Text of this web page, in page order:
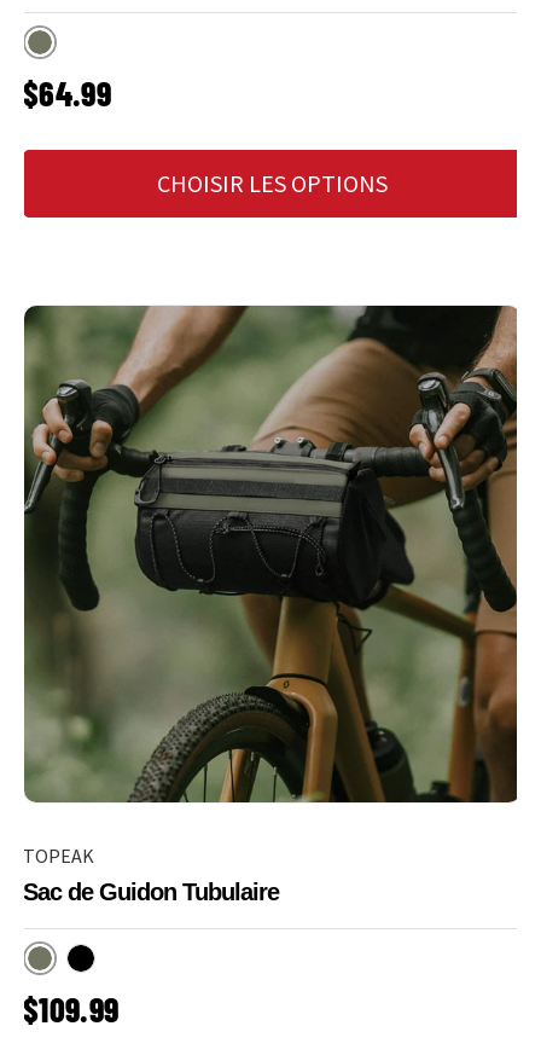
Vert
PRIX HABITUEL
$64.99
CHOISIR LES OPTIONS
TOPEAK
Sac de Guidon Tubulaire
Vert Noir
PRIX HABITUEL
$109.99